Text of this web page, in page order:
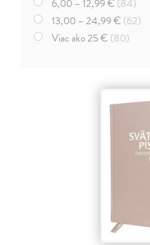
6,00 – 12,99 € (84)
13,00 – 24,99 € (62)
Viac ako 25 € (80)